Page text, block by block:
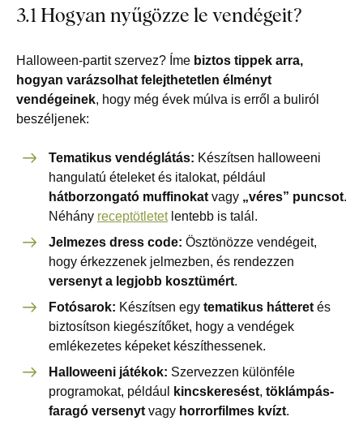
3.1 Hogyan nyűgözze le vendégeit?
Halloween-partit szervez? Íme biztos tippek arra,
hogyan varázsolhat felejthetetlen élményt
vendégeinek, hogy még évek múlva is erről a buliról
beszéljenek:
Tematikus vendéglátás: Készítsen halloweeni
hangulatú ételeket és italokat, például
hátborzongató muffinokatvagy „véres” puncsot.
Néhány receptötletetlentebb is talál.
Jelmezes dress code: Ösztönözze vendégeit,
hogy érkezzenek jelmezben, és rendezzen
versenyt a legjobb kosztümért.
Fotósarok: Készítsen egy tematikus hátteretés
biztosítson kiegészítőket, hogy a vendégek
emlékezetes képeket készíthessenek.
Halloweeni játékok: Szervezzen különféle
programokat, például
kincskeresést, töklámpás-
faragó versenytvagy horrorfilmes kvízt.